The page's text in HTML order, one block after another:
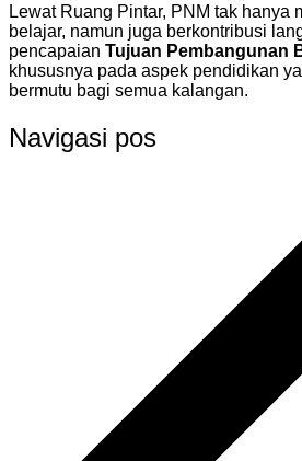
Lewat Ruang Pintar, PNM tak hanya
belajar, namun juga berkontribusi
pencapaian Tujuan Pembangunan
khususnya pada aspek pendidikan
bermutu bagi semua kalangan.
Navigasi pos